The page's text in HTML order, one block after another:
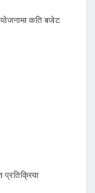
कति बजेट
प्रतिक्रिया